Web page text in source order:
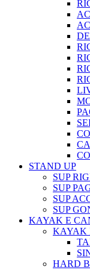
STAND UP
SUP
SUP
SUP
SUP
KAYAK E
KAYAK
HARD